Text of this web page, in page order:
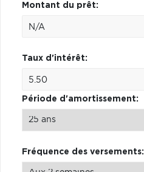
Montant du prêt:
Taux d'intérêt:
Période d'amortissement:
Fréquence des versements: